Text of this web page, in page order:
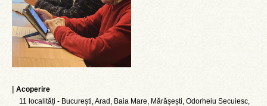
| Acoperire
11 localități - București, Arad, Baia Mare, Mărășești, Odorheiu Secuiesc,